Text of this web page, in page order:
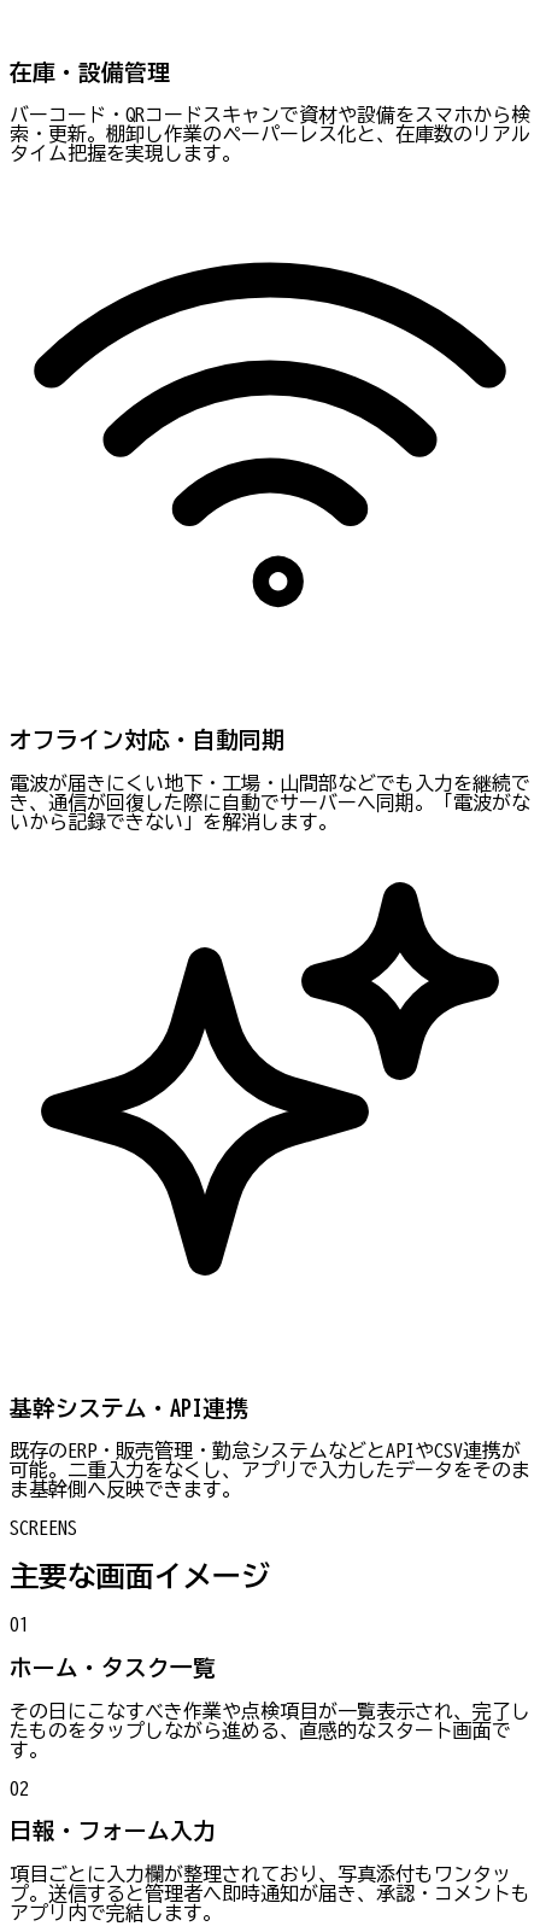
在庫・設備管理
バーコード・QRコードスキャンで資材や設備をスマホから検
索・更新。棚卸し作業のペーパーレス化と、在庫数のリアル
タイム把握を実現します。
オフライン対応・自動同期
電波が届きにくい地下・工場・山間部などでも入力を継続で
き、通信が回復した際に自動でサーバーへ同期。「電波がな
いから記録できない」を解消します。
基幹システム・API連携
既存のERP・販売管理・勤怠システムなどとAPIやCSV連携が
可能。二重入力をなくし、アプリで入力したデータをそのま
ま基幹側へ反映できます。
SCREENS
主要な画面イメージ
01
ホーム・タスク一覧
その日にこなすべき作業や点検項目が一覧表示され、完了し
たものをタップしながら進める、直感的なスタート画面で
す。
02
日報・フォーム入力
項目ごとに入力欄が整理されており、写真添付もワンタッ
プ。送信すると管理者へ即時通知が届き、承認・コメントも
アプリ内で完結します。